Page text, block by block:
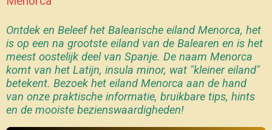
Ontdek en Beleef het Balearische eiland Menorca, het
is op een na grootste eiland van de Balearen en is het
meest oostelijk deel van Spanje. De naam Menorca
komt van het Latijn, insula minor, wat "kleiner eiland"
betekent. Bezoek het eiland Menorca aan de hand
van onze praktische informatie, bruikbare tips, hints
en de mooiste bezienswaardigheden!